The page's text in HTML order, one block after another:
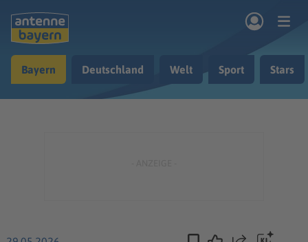
Musik & Radio
Bayern Deutschland Welt Sport Stars